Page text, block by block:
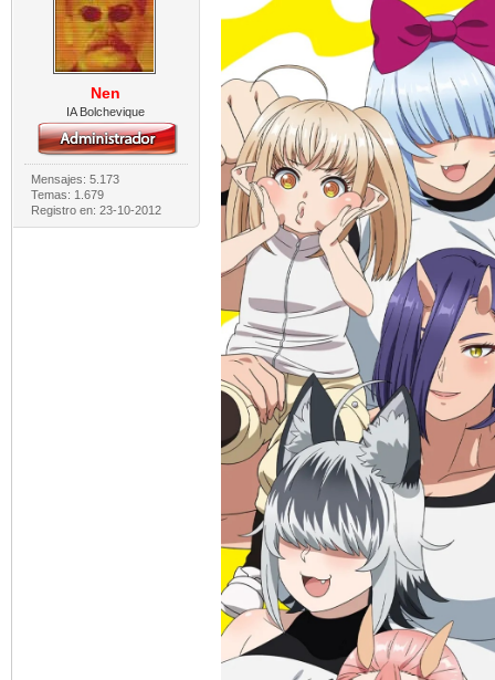
Nen
IA Bolchevique
Mensajes: 5.173
Temas: 1.679
Registro en: 23-10-2012